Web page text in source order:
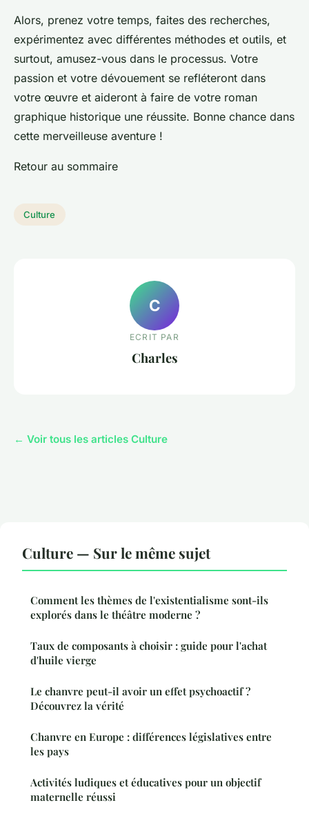
Alors, prenez votre temps, faites des recherches,
expérimentez avec différentes méthodes et outils, et
surtout, amusez-vous dans le processus. Votre
passion et votre dévouement se refléteront dans
votre œuvre et aideront à faire de votre roman
graphique historique une réussite. Bonne chance dans
cette merveilleuse aventure !
Retour au sommaire
Culture
C
ECRIT PAR
Charles
← Voir tous les articles Culture
Culture — Sur le même sujet
Comment les thèmes de l'existentialisme sont-ils
explorés dans le théâtre moderne ?
Taux de composants à choisir : guide pour l'achat
d'huile vierge
Le chanvre peut-il avoir un effet psychoactif ?
Découvrez la vérité
Chanvre en Europe : différences législatives entre
les pays
Activités ludiques et éducatives pour un objectif
maternelle réussi